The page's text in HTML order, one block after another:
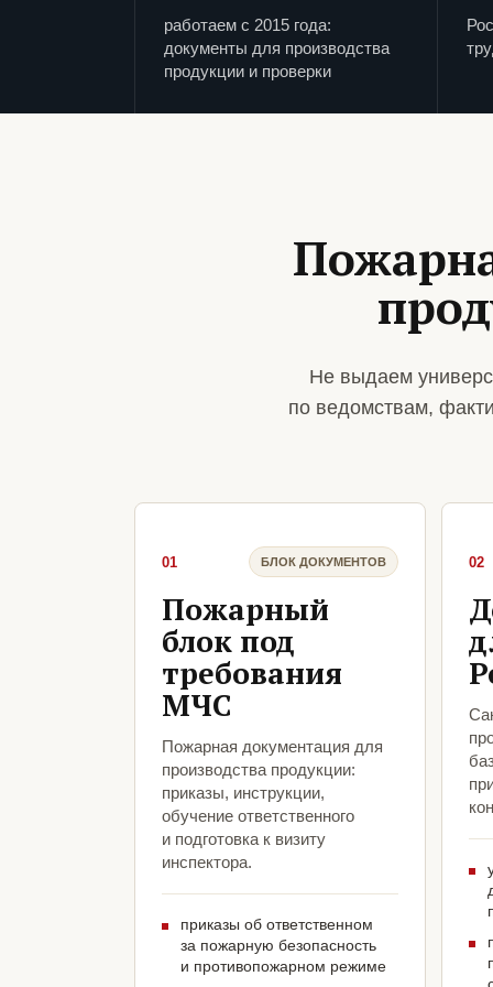
работаем с 2015 года:
документы для производства
продукции и проверки
Не выдаем
по ведомствам,
01 БЛОК ДОКУМЕНТОВ
Пожарный
блок под
требования
МЧС
Пожарная документация для
производства продукции:
приказы, инструкции,
обучение ответственного
и подготовка к визиту
инспектора.
приказы об ответственном
за пожарную безопасность
и противопожарном режиме
02